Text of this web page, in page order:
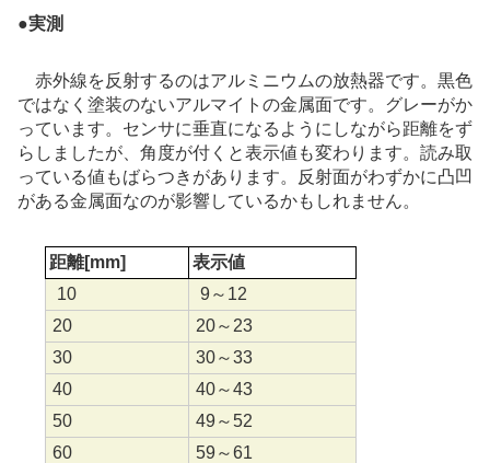
●実測
赤外線を反射するのはアルミニウムの放熱器です。黒色
ではなく塗装のないアルマイトの金属面です。グレーがか
っています。センサに垂直になるようにしながら距離をず
らしましたが、角度が付くと表示値も変わります。読み取
っている値もばらつきがあります。反射面がわずかに凸凹
がある金属面なのが影響しているかもしれません。
距離[mm]
表示値
10
9～12
20
20～23
30
30～33
40
40～43
50
49～52
60
59～61